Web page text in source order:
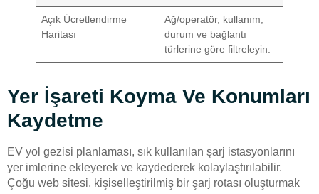
Açık Ücretlendirme
Haritası
Ağ/operatör, kullanım,
durum ve bağlantı
türlerine göre filtreleyin.
Yer İşareti Koyma Ve Konumları
Kaydetme
EV yol gezisi planlaması, sık kullanılan şarj istasyonlarını
yer imlerine ekleyerek ve kaydederek kolaylaştırılabilir.
Çoğu web sitesi, kişiselleştirilmiş bir şarj rotası oluşturmak